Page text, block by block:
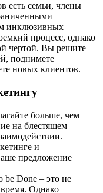
есть семьи, члены
инклюзивных
процесс, однако
чертой. Вы решите
поднимете
новых клиентов.
больше, чем
на блестящем
и
предложение
be Donе – это не
Однако